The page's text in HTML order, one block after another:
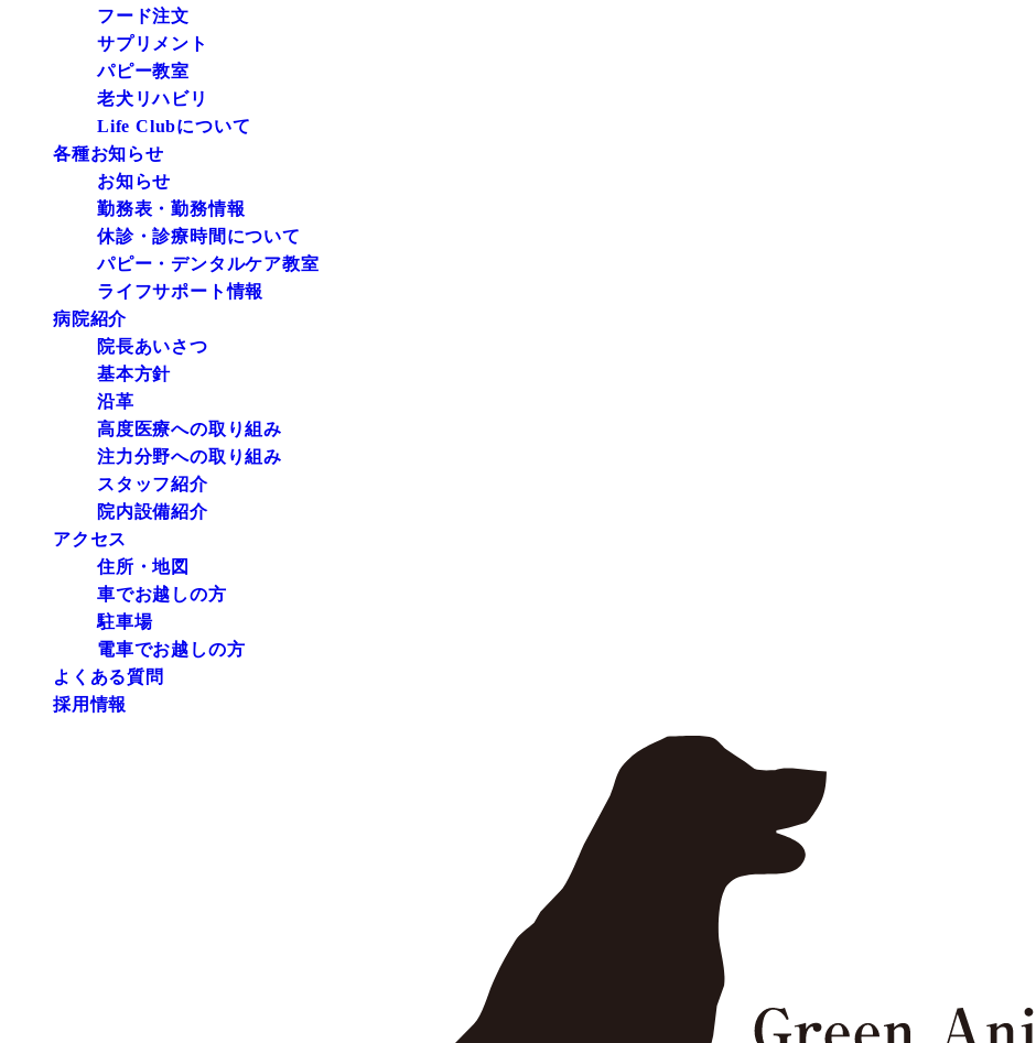
フード注文
サプリメント
パピー教室
老犬リハビリ
Life Clubについて
各種お知らせ
お知らせ
勤務表・勤務情報
休診・診療時間について
パピー・デンタルケア教室
ライフサポート情報
病院紹介
院長あいさつ
基本方針
沿革
高度医療への取り組み
注力分野への取り組み
スタッフ紹介
院内設備紹介
アクセス
住所・地図
車でお越しの方
駐車場
電車でお越しの方
よくある質問
採用情報